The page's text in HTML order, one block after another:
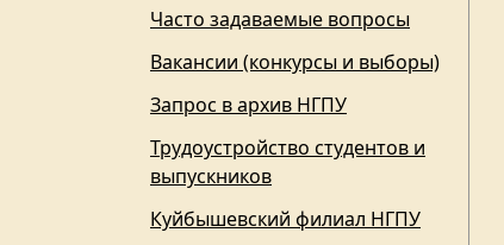
Часто задаваемые вопросы
Вакансии (конкурсы и выборы)
Запрос в архив НГПУ
Трудоустройство студентов и
выпускников
Куйбышевский филиал НГПУ